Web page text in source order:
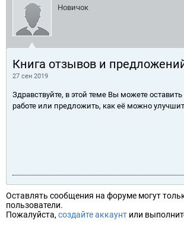
Новичок
Книга отзывов и
27 сен 2019
Здравствуйте, в этой теме Вы можете
работе или предложить, как её можно
Оставлять сообщения на форуме могут
пользователи.
Пожалуйста, создайте аккаунт или